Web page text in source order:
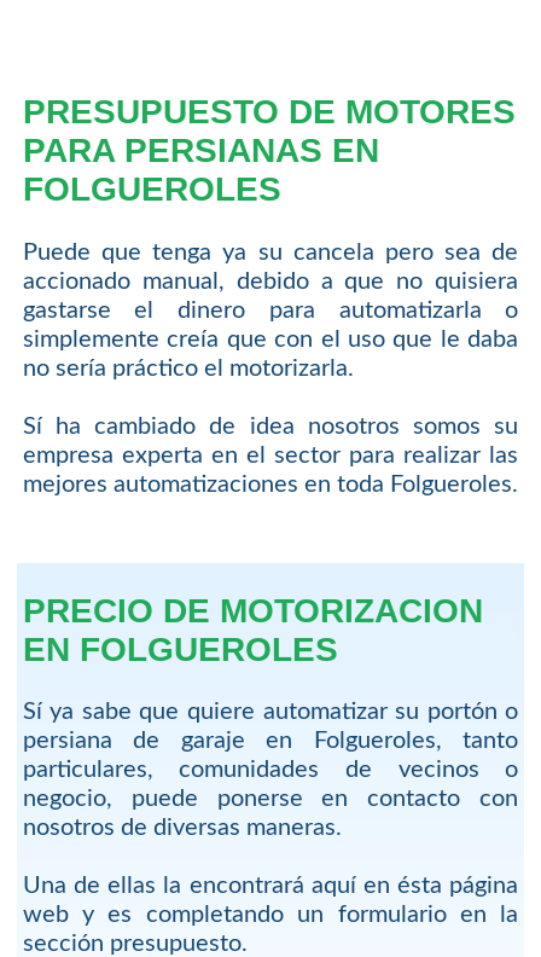
PRESUPUESTO DE MOTORES
PARA PERSIANAS EN
FOLGUEROLES
Puede que tenga ya su cancela pero sea de
accionado manual, debido a que no quisiera
gastarse el dinero para automatizarla o
simplemente creía que con el uso que le daba
no sería práctico el motorizarla.
Sí ha cambiado de idea nosotros somos su
empresa experta en el sector para realizar las
mejores automatizaciones en toda Folgueroles.
PRECIO DE MOTORIZACION
EN FOLGUEROLES
Sí ya sabe que quiere automatizar su portón o
persiana de garaje en Folgueroles, tanto
particulares, comunidades de vecinos o
negocio, puede ponerse en contacto con
nosotros de diversas maneras.
Una de ellas la encontrará aquí en ésta página
web y es completando un formulario en la
sección presupuesto.